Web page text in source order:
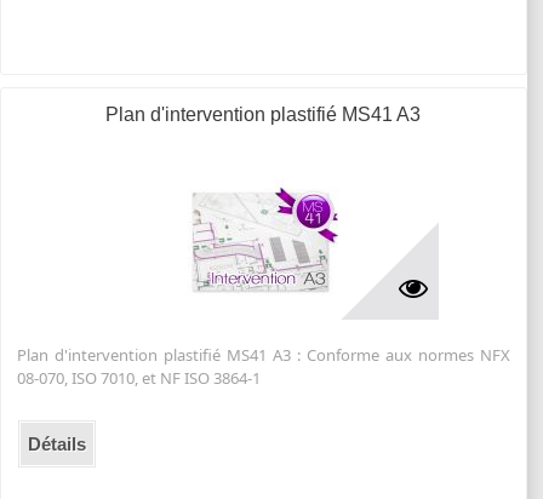
Plan d'intervention plastifié MS41 A3
Plan d'intervention plastifié MS41 A3 : Conforme aux normes NFX
08-070, ISO 7010, et NF ISO 3864-1
Détails